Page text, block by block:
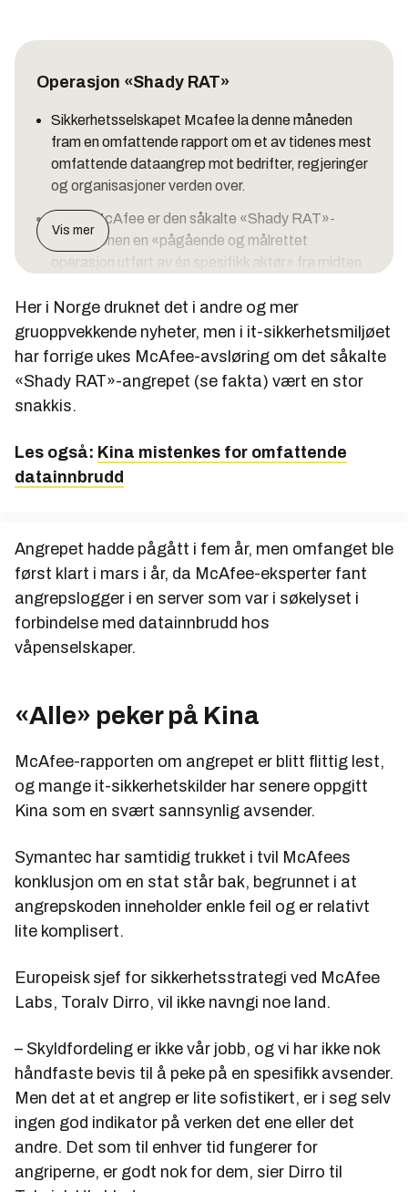
Operasjon «Shady RAT»
Sikkerhetsselskapet Mcafee la denne måneden
fram en omfattende rapport om et av tidenes mest
omfattende dataangrep mot bedrifter, regjeringer
og organisasjoner verden over.
Ifølge McAfee er den såkalte «Shady RAT»-
operasjonen en «pågående og målrettet
operasjon utført av én spesifikk aktør» fra midten
Navnet spiller ikke bare på ordet rotte, men på
akronymet RAT (Remote Access Tool).
Angrepene har rammet minst 72 organisasjoner,
deriblant våpenleverandører, globale konserner,
FN og Den internasjonale olympiske komité (IOC).
Valget av angrepsmål (blant annet
antidopingbyrået WADA) og timingen (i tiden rundt
Beijing-OL i 2008) er blant mange momenter som
Kinesiske myndigheter har avvist anklagene som
«uansvarlige».
Kineserne mistenkt – igjen
Opphavet til cyberangrep og cyberspionasje lar seg
Kinas Folkets frigjøringshær har en av de mest
krigføring, og må finne seg i å være hovedmistenkt i
en rekke av historiens største cyberoperasjoner –
tross at anklagene alltid er blitt kategorisk benektet
Her et knippe av de mest spektakulære:
2001: «Code Red»:
En dataorm i mange
varianter fra juli 2001, som infiserte over 300 000
maskiner i USA. Ormen var tidsbestemt: Fra dag
infiserte maskiner til tjenestenektangrep mot
offentlige nettsteder, før den gikk i hvilemodus ut
myndighetene og USAs nettleverandører for å
hindre ormen fra å gjøre stor skade. Nettsteder
som gikk ned, fikk påskriften «Hacked by
2003/2004: Operasjon «Titan Rain»:
Koordinerte angrep på offentlige og private
Vis mer
Her i Norge druknet det i andre og mer
gruoppvekkende nyheter, men i it-sikkerhetsmiljøet
har forrige ukes McAfee-avsløring om det såkalte
«Shady RAT»-angrepet (se fakta) vært en stor
snakkis.
Les også: Kina mistenkes for omfattende
datainnbrudd
Angrepet hadde pågått i fem år, men omfanget ble
først klart i mars i år, da McAfee-eksperter fant
angrepslogger i en server som var i søkelyset i
forbindelse med datainnbrudd hos
våpenselskaper.
«Alle» peker på Kina
McAfee-rapporten om angrepet er blitt flittig lest,
og mange it-sikkerhetskilder har senere oppgitt
Kina som en svært sannsynlig avsender.
Symantec har samtidig trukket i tvil McAfees
konklusjon om en stat står bak, begrunnet i at
angrepskoden inneholder enkle feil og er relativt
lite komplisert.
Europeisk sjef for sikkerhetsstrategi ved McAfee
Labs, Toralv Dirro, vil ikke navngi noe land.
– Skyldfordeling er ikke vår jobb, og vi har ikke nok
håndfaste bevis til å peke på en spesifikk avsender.
Men det at et angrep er lite sofistikert, er i seg selv
ingen god indikator på verken det ene eller det
andre. Det som til enhver tid fungerer for
angriperne, er godt nok for dem, sier Dirro til